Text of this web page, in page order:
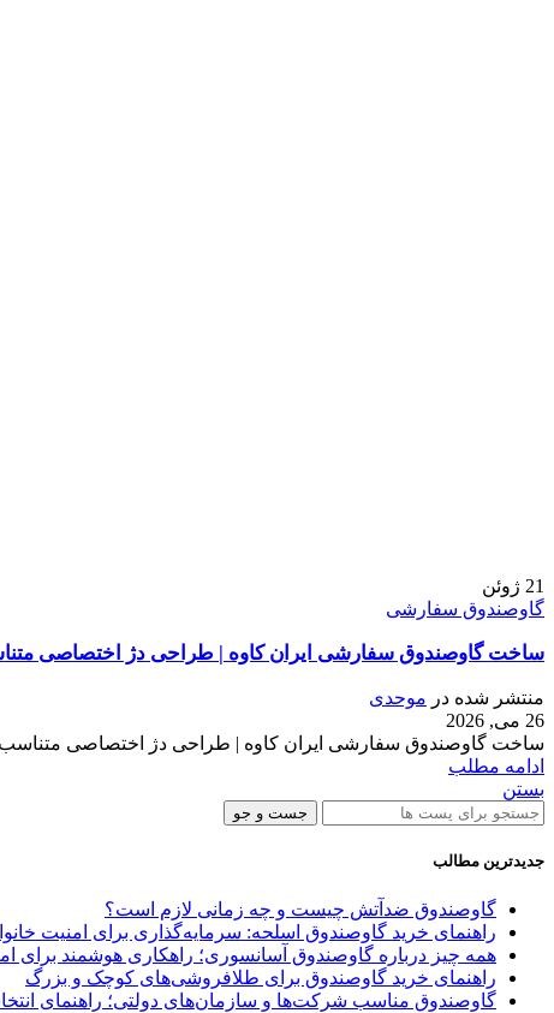
21 ژوئن
گاوصندوق سفارشی
ساخت گاوصندوق سفارشی ایران کاوه | طراحی دژ اختصاصی
منتشر شده در موحدی
26 می, 2026
ساخت گاوصندوق سفارشی ایران کاوه | طراحی دژ اختصاصی متناسب
ادامه مطلب
بستن
جست و جو
جدیدترین مطالب
گاوصندوق ضدآتش چیست و چه زمانی لازم است؟
راهنمای خرید گاوصندوق اسلحه: سرمایه‌گذاری برای امنیت
همه چیز درباره گاوصندوق آسانسوری؛ راهکاری هوشمند برای
راهنمای خرید گاوصندوق برای طلافروشی‌های کوچک و بزرگ
گاوصندوق مناسب شرکت‌ها و سازمان‌های دولتی؛ راهنمای